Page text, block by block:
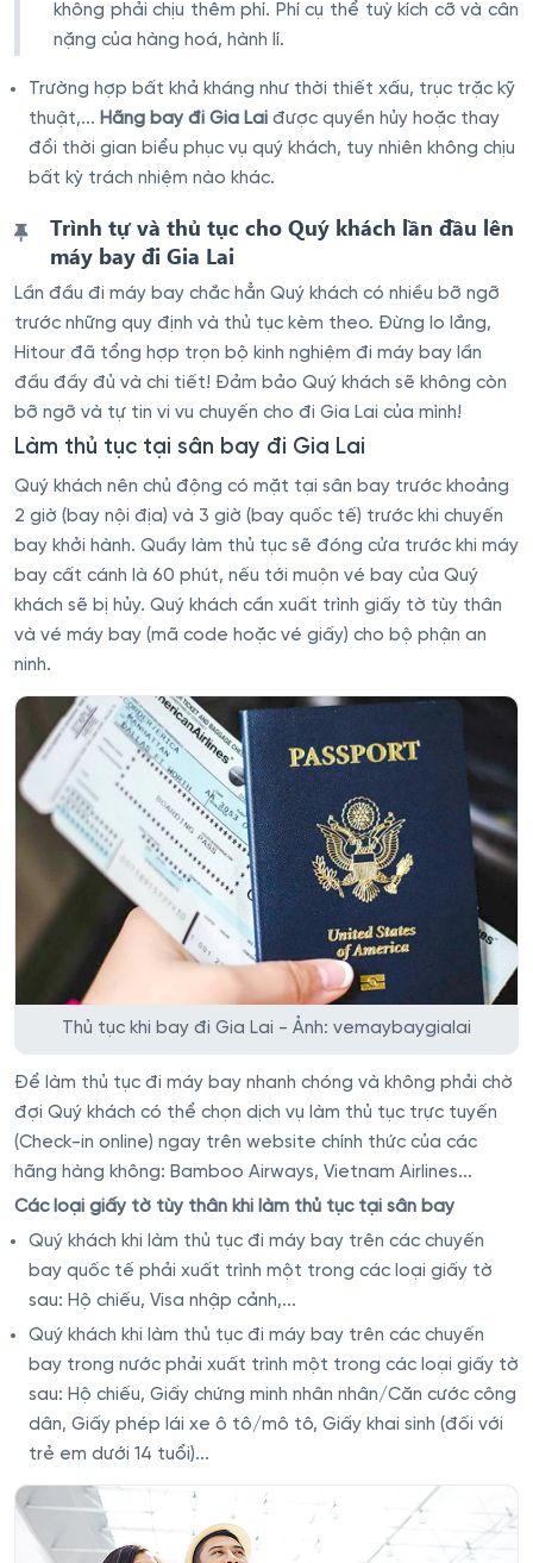
không phải chịu thêm phí. Phí cụ thể tuỳ kích cỡ và cân
nặng của hàng hoá, hành lí.
Trường hợp bất khả kháng như thời thiết xấu, trục trặc kỹ
thuật,... Hãng bay đi Gia Lai được quyền hủy hoặc thay
đổi thời gian biểu phục vụ quý khách, tuy nhiên không chịu
bất kỳ trách nhiệm nào khác.
Trình tự và thủ tục cho Quý khách lần đầu lên
máy bay đi Gia Lai
Lần đầu đi máy bay chắc hẳn Quý khách có nhiều bỡ ngỡ
trước những quy định và thủ tục kèm theo. Đừng lo lắng,
Hitour đã tổng hợp trọn bộ kinh nghiệm đi máy bay lần
đầu đầy đủ và chi tiết! Đảm bảo Quý khách sẽ không còn
bỡ ngỡ và tự tin vi vu chuyến cho đi Gia Lai của mình!
Làm thủ tục tại sân bay đi Gia Lai
Quý khách nên chủ động có mặt tại sân bay trước khoảng
2 giờ (bay nội địa) và 3 giờ (bay quốc tế) trước khi chuyến
bay khởi hành. Quầy làm thủ tục sẽ đóng cửa trước khi máy
bay cất cánh là 60 phút, nếu tới muộn vé bay của Quý
khách sẽ bị hủy. Quý khách cần xuất trình giấy tờ tùy thân
và vé máy bay (mã code hoặc vé giấy) cho bộ phận an
ninh.
Thủ tục khi bay đi Gia Lai - Ảnh: vemaybaygialai
Để làm thủ tục đi máy bay nhanh chóng và không phải chờ
đợi Quý khách có thể chọn dịch vụ làm thủ tục trực tuyến
(Check-in online) ngay trên website chính thức của các
hãng hàng không: Bamboo Airways, Vietnam Airlines...
Các loại giấy tờ tùy thân khi làm thủ tục tại sân bay
Quý khách khi làm thủ tục đi máy bay trên các chuyến
bay quốc tế phải xuất trình một trong các loại giấy tờ
sau: Hộ chiếu, Visa nhập cảnh,...
Quý khách khi làm thủ tục đi máy bay trên các chuyến
bay trong nước phải xuất trình một trong các loại giấy tờ
sau: Hộ chiếu, Giấy chứng minh nhân nhân/Căn cước công
dân, Giấy phép lái xe ô tô/mô tô, Giấy khai sinh (đối với
trẻ em dưới 14 tuổi)...